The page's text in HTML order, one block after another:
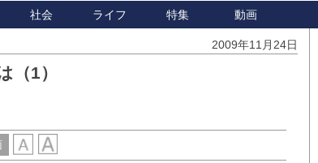
社会 ライフ 特集 動画
2009年11月24日
（1）